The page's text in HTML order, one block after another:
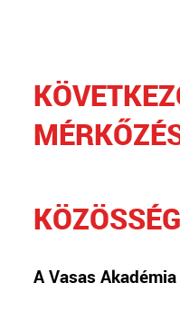
KÖZÖSSÉG
A Vasas